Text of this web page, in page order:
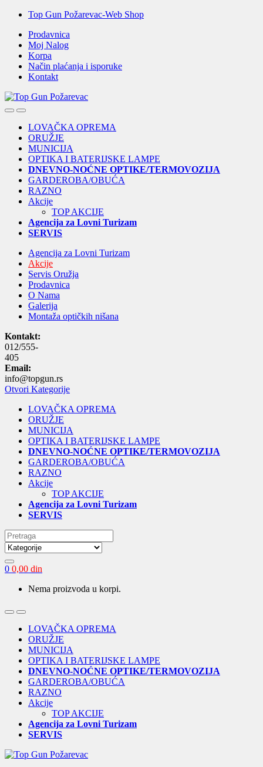
Skip
navigation
Skip
content
Top Gun Požarevac-Web Shop
Prodavnica
Moj Nalog
Korpa
Način plaćanja i isporuke
Kontakt
OpenClose
LOVAČKA OPREMA
ORUŽJE
MUNICIJA
OPTIKA I BATERIJSKE LAMPE
DNEVNO-NOĆNE OPTIKE/TERMOVOZIJA
GARDEROBA/OBUĆA
RAZNO
Akcije
TOP AKCIJE
Agencija za Lovni Turizam
SERVIS
Agencija za Lovni Turizam
Akcije
Servis Oružja
Prodavnica
O Nama
Galerija
Montaža optičkih nišana
Kontakt:
012/555-
405
Email:
info@topgun.rs
Otvori Kategorije
LOVAČKA OPREMA
ORUŽJE
MUNICIJA
OPTIKA I BATERIJSKE LAMPE
DNEVNO-NOĆNE OPTIKE/TERMOVOZIJA
GARDEROBA/OBUĆA
RAZNO
Akcije
TOP AKCIJE
Agencija za Lovni Turizam
SERVIS
Search
for:
0 0,00 din
Nema proizvoda u korpi.
OpenClose
LOVAČKA OPREMA
ORUŽJE
MUNICIJA
OPTIKA I BATERIJSKE LAMPE
DNEVNO-NOĆNE OPTIKE/TERMOVOZIJA
GARDEROBA/OBUĆA
RAZNO
Akcije
TOP AKCIJE
Agencija za Lovni Turizam
SERVIS